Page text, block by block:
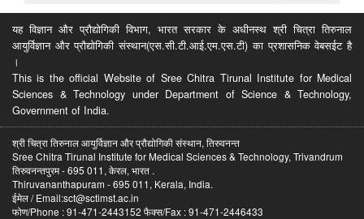
यह विज्ञान और प्रौद्योगिकी विभाग, भारत सरकार के अधीनस्थ श्री चित्रा तिरुनाल
आयुर्विज्ञान और प्रौद्योगिकी संस्थान(एस.सी.टी.आई.एम.एस.टी) का प्रशासनिक वेबसईट है
।
This is the official Website of Sree Chitra Tirunal Institute for Medical
Sciences & Technology under Department of Science & Technology,
Government of India.
श्री चित्रा तिरुनाल आयुर्विज्ञान और प्रौद्योगिकी संस्थान, तिरुवनन्त
Sree Chitra Tirunal Institute for Medical Sciences & Technology, Trivandrum
तिरुवनन्तपुरम - 695 011, केरल, भारत .
Thiruvananthapuram - 695 011, Kerala, India.
ईमेल / Email:sct@sctimst.ac.in
फोण/Phone : 91-471-2443152 फैक्स/Fax : 91-471-2446433